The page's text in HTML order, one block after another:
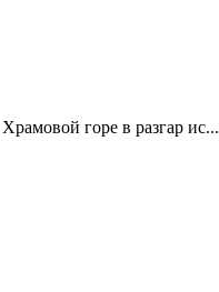
горе в разгар ис...